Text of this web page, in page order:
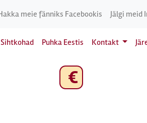
meie fänniks Facebookis Jälgi meid
Sihtkohad Puhka Eestis Kontakt
€